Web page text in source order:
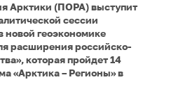
Арктики (ПОРА) выступит
сессии
новой геоэкономике
расширения российско-
которая пройдет 14
«Арктика – Регионы» в